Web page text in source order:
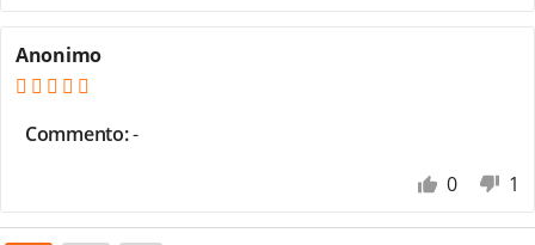
Anonimo
Commento:-
0
1